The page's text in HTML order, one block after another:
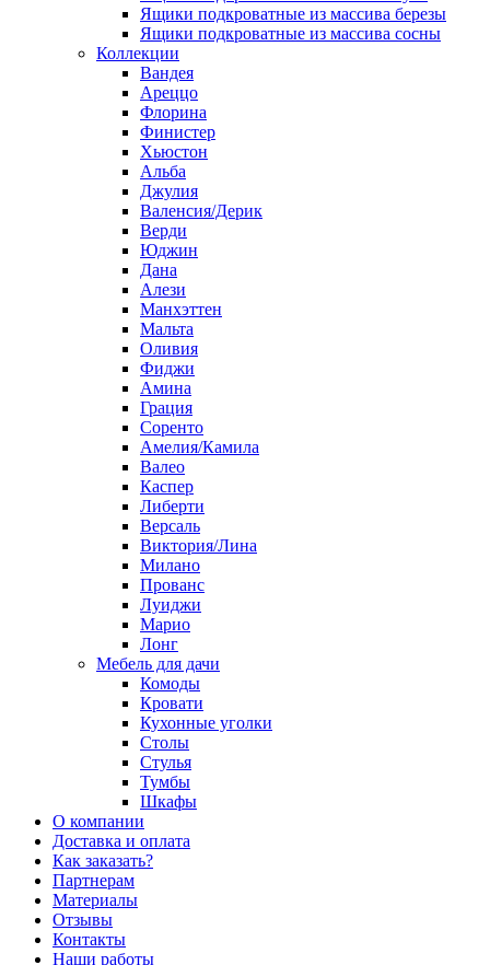
Ящики подкроватные из массива березы
Ящики подкроватные из массива сосны
Коллекции
Вандея
Ареццо
Флорина
Финистер
Хьюстон
Альба
Джулия
Валенсия/Дерик
Верди
Юджин
Дана
Алези
Манхэттен
Мальта
Оливия
Фиджи
Амина
Грация
Соренто
Амелия/Камила
Валео
Каспер
Либерти
Версаль
Виктория/Лина
Милано
Прованс
Луиджи
Марио
Лонг
Мебель для дачи
Комоды
Кровати
Кухонные уголки
Столы
Стулья
Тумбы
Шкафы
О компании
Доставка и оплата
Как заказать?
Партнерам
Материалы
Отзывы
Контакты
Наши работы